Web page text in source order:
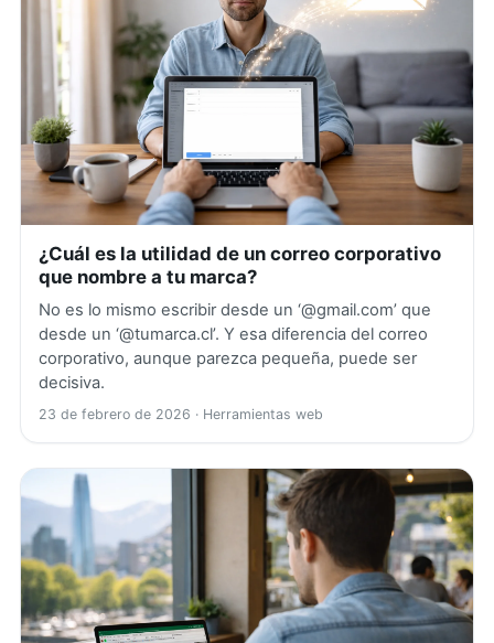
¿Cuál es la utilidad de un correo corporativo
que nombre a tu marca?
No es lo mismo escribir desde un ‘@gmail.com’ que
desde un ‘@tumarca.cl’. Y esa diferencia del correo
corporativo, aunque parezca pequeña, puede ser
decisiva.
23 de febrero de 2026 · Herramientas web